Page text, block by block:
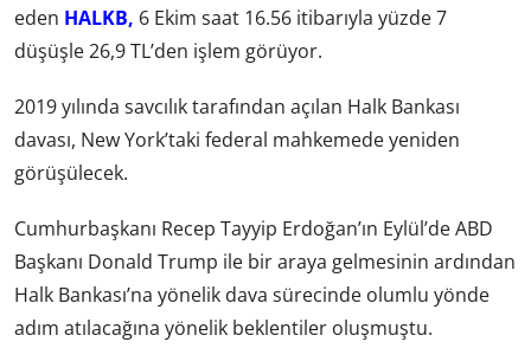
eden HALKB, 6 Ekim saat 16.56 itibarıyla yüzde 7
düşüşle 26,9 TL’den işlem görüyor.
2019 yılında savcılık tarafından açılan Halk Bankası
davası, New York’taki federal mahkemede yeniden
görüşülecek.
Cumhurbaşkanı Recep Tayyip Erdoğan’ın Eylül’de ABD
Başkanı Donald Trump ile bir araya gelmesinin ardından
Halk Bankası’na yönelik dava sürecinde olumlu yönde
adım atılacağına yönelik beklentiler oluşmuştu.